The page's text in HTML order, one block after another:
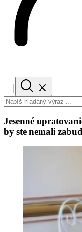
Jesenné
by ste nemali